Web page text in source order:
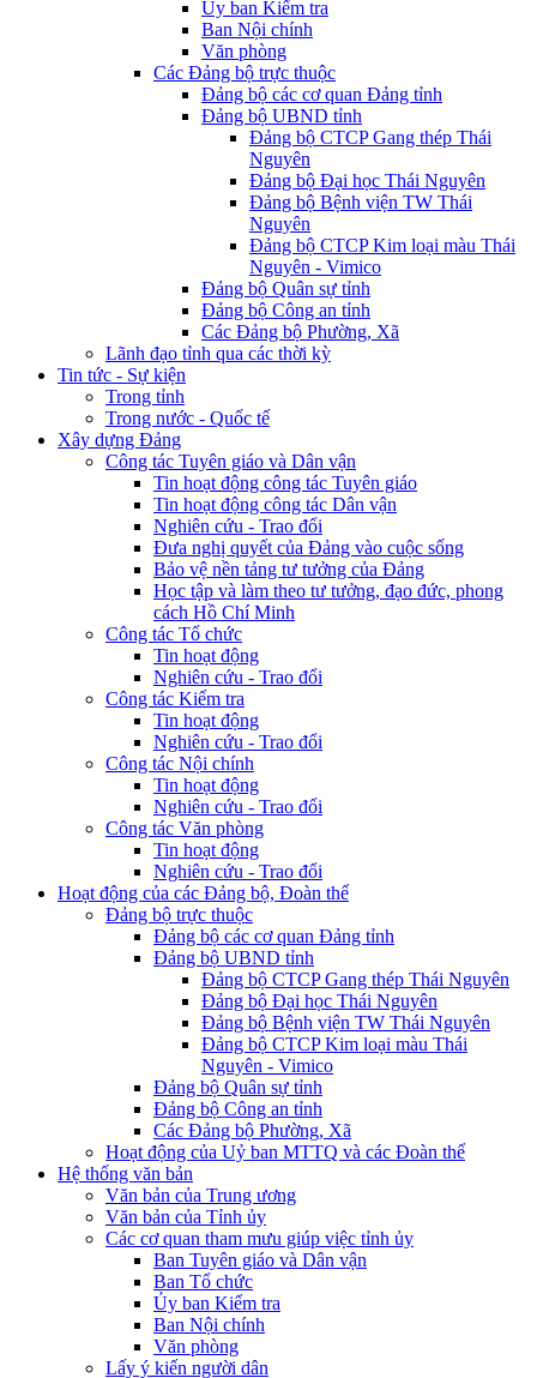
Ủy ban Kiểm tra
Ban Nội chính
Văn phòng
Các Đảng bộ trực thuộc
Đảng bộ các cơ quan Đảng tỉnh
Đảng bộ UBND tỉnh
Đảng bộ CTCP Gang thép Thái
Nguyên
Đảng bộ Đại học Thái Nguyên
Đảng bộ Bệnh viện TW Thái
Nguyên
Đảng bộ CTCP Kim loại màu Thái
Nguyên - Vimico
Đảng bộ Quân sự tỉnh
Đảng bộ Công an tỉnh
Các Đảng bộ Phường, Xã
Lãnh đạo tỉnh qua các thời kỳ
Tin tức - Sự kiện
Trong tỉnh
Trong nước - Quốc tế
Xây dựng Đảng
Công tác Tuyên giáo và Dân vận
Tin hoạt động công tác Tuyên giáo
Tin hoạt động công tác Dân vận
Nghiên cứu - Trao đổi
Đưa nghị quyết của Đảng vào cuộc sống
Bảo vệ nền tảng tư tưởng của Đảng
Học tập và làm theo tư tưởng, đạo đức, phong
cách Hồ Chí Minh
Công tác Tổ chức
Tin hoạt động
Nghiên cứu - Trao đổi
Công tác Kiểm tra
Tin hoạt động
Nghiên cứu - Trao đổi
Công tác Nội chính
Tin hoạt động
Nghiên cứu - Trao đổi
Công tác Văn phòng
Tin hoạt động
Nghiên cứu - Trao đổi
Hoạt động của các Đảng bộ, Đoàn thể
Đảng bộ trực thuộc
Đảng bộ các cơ quan Đảng tỉnh
Đảng bộ UBND tỉnh
Đảng bộ CTCP Gang thép Thái Nguyên
Đảng bộ Đại học Thái Nguyên
Đảng bộ Bệnh viện TW Thái Nguyên
Đảng bộ CTCP Kim loại màu Thái
Nguyên - Vimico
Đảng bộ Quân sự tỉnh
Đảng bộ Công an tỉnh
Các Đảng bộ Phường, Xã
Hoạt động của Uỷ ban MTTQ và các Đoàn thể
Hệ thống văn bản
Văn bản của Trung ương
Văn bản của Tỉnh ủy
Các cơ quan tham mưu giúp việc tỉnh ủy
Ban Tuyên giáo và Dân vận
Ban Tổ chức
Ủy ban Kiểm tra
Ban Nội chính
Văn phòng
Lấy ý kiến người dân